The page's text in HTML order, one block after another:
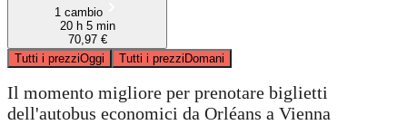
1 cambio
20 h 5 min
70,97 €
Tutti i prezziOggi Tutti i prezziDomani
Il momento migliore per prenotare biglietti
dell'autobus economici da Orléans a Vienna